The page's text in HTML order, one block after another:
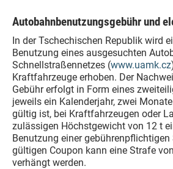
Autobahnbenutzungsgebühr und
In der Tschechischen Republik wird
Benutzung eines ausgesuchten
Schnellstraßennetzes (www.uamk.cz
Kraftfahrzeuge erhoben. Der
Gebühr erfolgt in Form eines
jeweils ein Kalenderjahr, zwei
gültig ist, bei Kraftfahrzeugen oder
zulässigen Höchstgewicht von 12 t
Benutzung einer gebührenpflichtigen
gültigen Coupon kann eine Strafe
verhängt werden.